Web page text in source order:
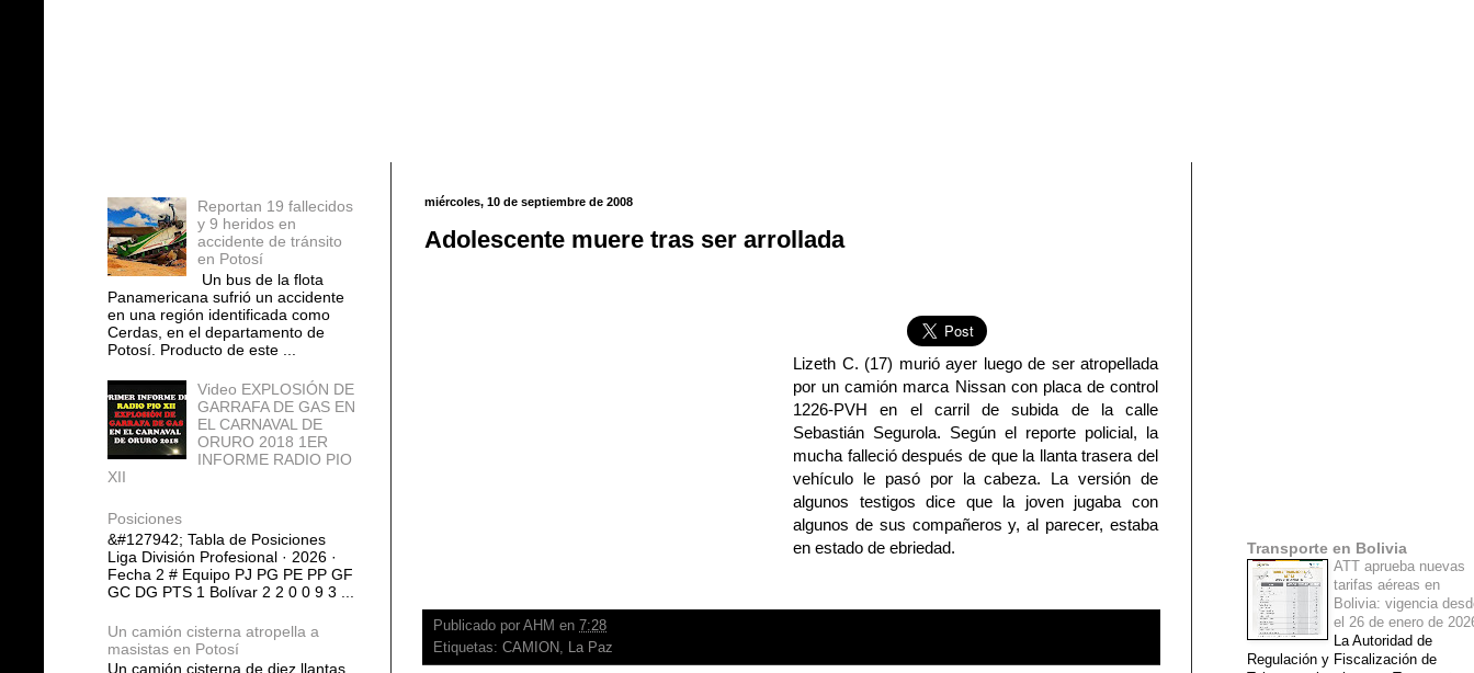
miércoles, 10 de septiembre de 2008
Adolescente muere tras ser arrollada
Lizeth C. (17) murió ayer luego de ser atropellada
por un camión marca Nissan con placa de control
1226-PVH en el carril de subida de la calle
Sebastián Segurola. Según el reporte policial, la
mucha falleció después de que la llanta trasera del
vehículo le pasó por la cabeza. La versión de
algunos testigos dice que la joven jugaba con
algunos de sus compañeros y, al parecer, estaba
en estado de ebriedad.
Publicado por AHM en 7:28
Etiquetas: CAMION, La Paz
Reportan 19 fallecidos
y 9 heridos en
accidente de tránsito
en Potosí
Un bus de la flota
Panamericana sufrió un accidente
en una región identificada como
Cerdas, en el departamento de
Potosí. Producto de este ...
Video EXPLOSIÓN DE
GARRAFA DE GAS EN
EL CARNAVAL DE
ORURO 2018 1ER
INFORME RADIO PIO
XII
Posiciones
&#127942; Tabla de Posiciones
Liga División Profesional · 2026 ·
Fecha 2 # Equipo PJ PG PE PP GF
GC DG PTS 1 Bolívar 2 2 0 0 9 3 ...
Un camión cisterna atropella a
masistas en Potosí
Un camión cisterna de diez llantas
Transporte en Bolivia
ATT aprueba nuevas
tarifas aéreas en
Bolivia: vigencia
el 26 de enero de
La Autoridad de
Regulación y Fiscalización de